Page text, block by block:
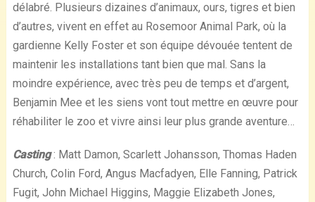
délabré. Plusieurs dizaines d’animaux, ours, tigres et bien
d’autres, vivent en effet au Rosemoor Animal Park, où la
gardienne Kelly Foster et son équipe dévouée tentent de
maintenir les installations tant bien que mal. Sans la
moindre expérience, avec très peu de temps et d’argent,
Benjamin Mee et les siens vont tout mettre en œuvre pour
réhabiliter le zoo et vivre ainsi leur plus grande aventure…
Casting: Matt Damon, Scarlett Johansson, Thomas Haden
Church, Colin Ford, Angus Macfadyen, Elle Fanning, Patrick
Fugit, John Michael Higgins, Maggie Elizabeth Jones,